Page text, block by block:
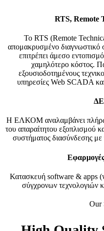
RTS, Remote
Το RTS (Remote
απομακρυσμένο
επιτρέπει άμεσο
χαμηλότερο κόστος.
εξουσιοδοτημένους
υπηρεσίες Web SCADA
Η ΕΛΚΟΜ αναλαμβάνει
του απαραίτητου εξοπλισμού
συστήματος διασύνδεσης
Κατασκευή software & apps
σύγχρονων τεχνολογιών
Our